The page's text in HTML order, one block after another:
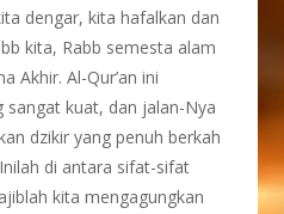
dengar, kita hafalkan dan
kita, Rabb semesta alam
Akhir. Al-Qur’an ini
sangat kuat, dan jalan-Nya
dzikir yang penuh berkah
di antara sifat-sifat
kita mengagungkan